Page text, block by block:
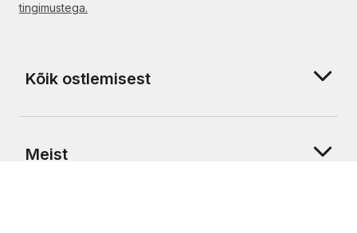
tingimustega.
Kõik ostlemisest
Meist